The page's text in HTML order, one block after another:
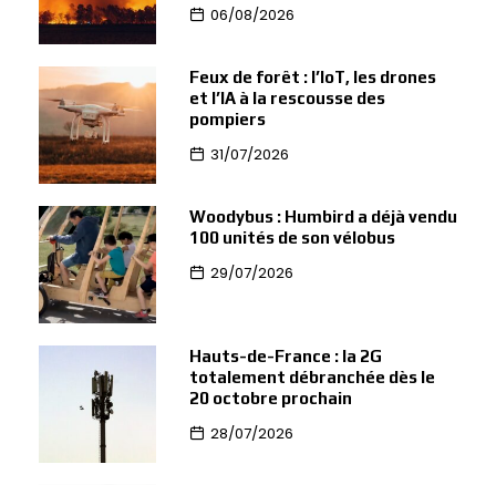
06/08/2026
Feux de forêt : l’IoT, les drones
et l’IA à la rescousse des
pompiers
31/07/2026
Woodybus : Humbird a déjà vendu
100 unités de son vélobus
29/07/2026
Hauts-de-France : la 2G
totalement débranchée dès le
20 octobre prochain
28/07/2026